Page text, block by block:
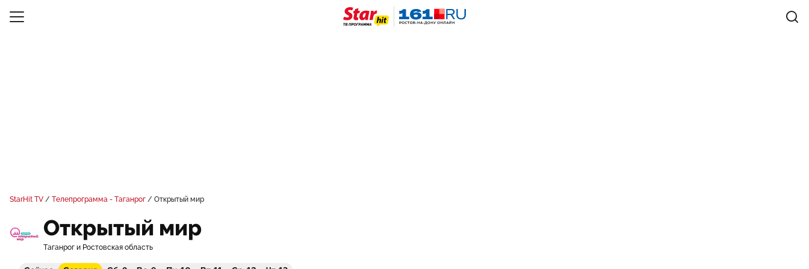
StarHit TV Телепрограмма - Таганрог Открытый мир
Открытый мир
Таганрог и Ростовская область